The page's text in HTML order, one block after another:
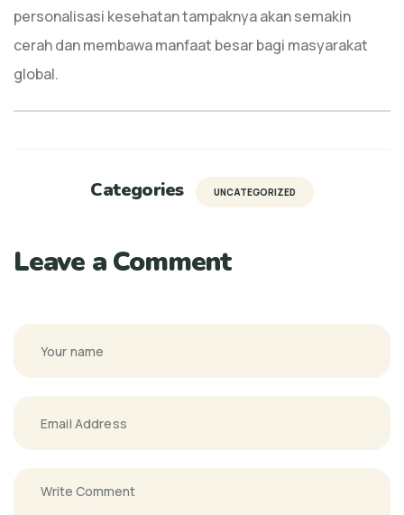
personalisasi kesehatan tampaknya akan semakin
cerah dan membawa manfaat besar bagi masyarakat
global.
Categories UNCATEGORIZED
Leave a Comment